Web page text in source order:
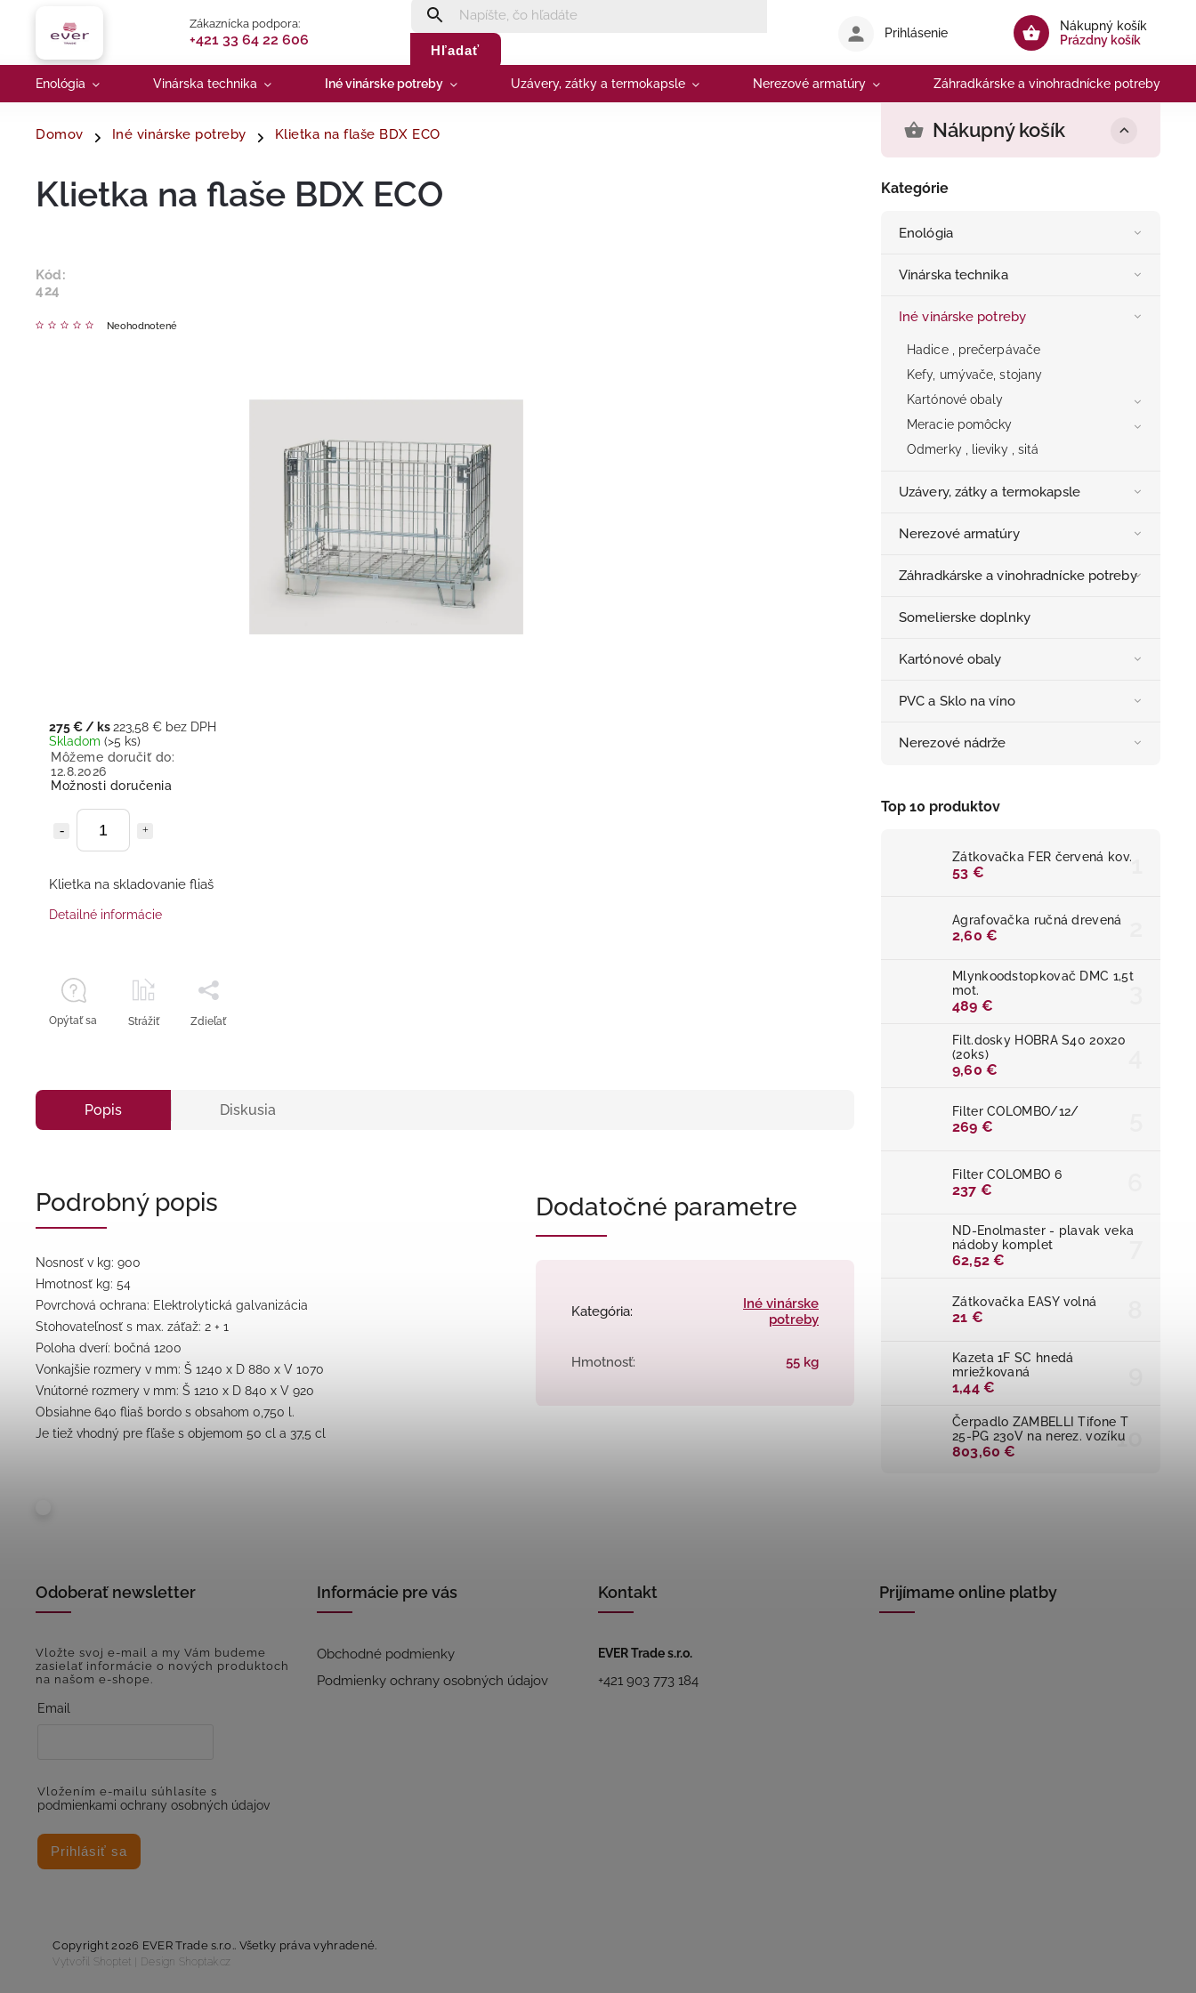
Zákaznícka podpora:
+421 33 64 22 606
Hľadať
Nákupný košík
Prázdny košík
Prihlásenie
Enológia Vinárska technika Iné vinárske potreby Uzávery, zátky a termokapsle Nerezové armatúry Záhradkárske a vinohradnícke potreby
Domov Iné vinárske potreby Klietka na flaše BDX ECO Nákupný košík
Kategórie
Enológia
Vinárska technika
Iné vinárske potreby
Hadice , prečerpávače
Kefy, umývače, stojany
Kartónové obaly
Meracie pomôcky
Odmerky , lieviky , sitá
Uzávery, zátky a termokapsle
Nerezové armatúry
Záhradkárske a vinohradnícke potreby
Somelierske doplnky
Kartónové obaly
PVC a Sklo na víno
Nerezové nádrže
Top 10 produktov
Zátkovačka FER červená kov.
53 €
Agrafovačka ručná drevená
2,60 €
Mlynkoodstopkovač DMC 1,5t
mot.
489 €
Filt.dosky HOBRA S40 20x20
(20ks)
9,60 €
Filter COLOMBO/12/
269 €
Filter COLOMBO 6
237 €
ND-Enolmaster - plavak veka
nádoby komplet
62,52 €
Zátkovačka EASY volná
21 €
Kazeta 1F SC hnedá
mriežkovaná
1,44 €
Čerpadlo ZAMBELLI Tifone T
25-PG 230V na nerez. vozíku
803,60 €
Klietka na flaše BDX ECO
Kód:
424
Neohodnotené
275 € / ks223,58 € bez DPH
Skladom (>5 ks)
Môžeme doručiť do:
12.8.2026
Možnosti doručenia
Klietka na skladovanie fliaš
Detailné informácie
Opýtať sa Strážiť Zdieľať
Popis Diskusia
Podrobný popis
Nosnosť v kg: 900
Hmotnosť kg: 54
Povrchová ochrana: Elektrolytická galvanizácia
Stohovateľnosť s max. záťaž: 2 + 1
Poloha dverí: bočná 1200
Vonkajšie rozmery v mm: Š 1240 x D 880 x V 1070
Vnútorné rozmery v mm: Š 1210 x D 840 x V 920
Obsiahne 640 fliaš bordo s obsahom 0,750 l.
Je tiež vhodný pre fľaše s objemom 50 cl a 37,5 cl
Dodatočné parametre
Kategória:
Iné vinárske
potreby
Hmotnosť: 55 kg
Odoberať newsletter
Vložte svoj e-mail a my Vám budeme
zasielať informácie o nových produktoch
na našom e-shope.
Email
Vložením e-mailu súhlasíte s
podmienkami ochrany osobných údajov
Prihlásiť sa
Informácie pre vás
Obchodné podmienky
Podmienky ochrany osobných údajov
Kontakt
EVER Trade s.r.o.
+421 903 773 184
Prijímame online platby
Copyright 2026 EVER Trade s.r.o.. Všetky práva vyhradené.
Vytvořil Shoptet | Design Shoptak.cz